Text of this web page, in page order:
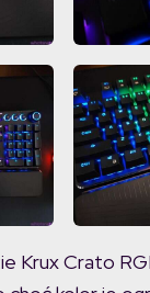
Krux Crato